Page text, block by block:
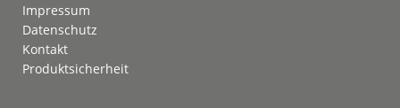
Impressum
Datenschutz
Kontakt
Produktsicherheit